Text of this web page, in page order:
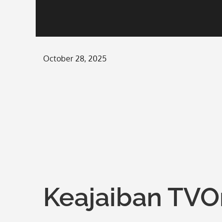
Posted
October 28, 2025
Keajaiban